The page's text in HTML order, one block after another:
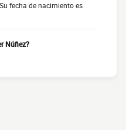
fecha de nacimiento es
Núñez?